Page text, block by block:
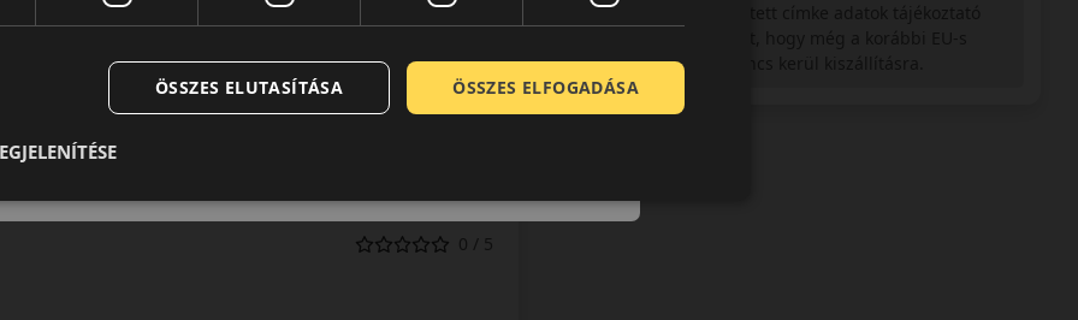
arculata a hetvenes évek közepén alakult ki, amikor
verseny abroncsokat gyártani. A szükséges
kategóriájában a Pirelli azóta is komoly szereplőként
0 / 5
Figyelem a feltüntetett címke adatok tájékoztató
címkével ellátott abroncs kerül kiszállításra.
ÖSSZES ELFOGADÁSA
ÖSSZES ELUTASÍTÁSA